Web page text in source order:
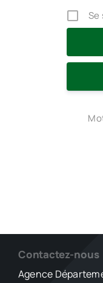
Se
Contactez-nous
Agence